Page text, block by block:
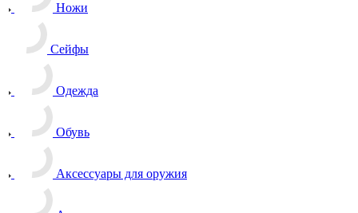
Ножи
Сейфы
Одежда
Обувь
Аксессуары для оружия